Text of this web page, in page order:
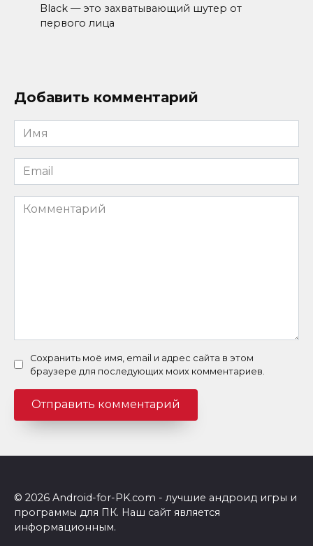
Black — это захватывающий шутер от
первого лица
Добавить комментарий
Имя
*
Email
*
Комментарий
Сохранить моё имя, email и адрес сайта в этом
браузере для последующих моих комментариев.
© 2026 Android-for-PK.com - лучшие андроид игры и
программы для ПК. Наш сайт является
информационным.